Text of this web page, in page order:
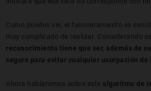
Como puedes ver, el funcionamiento es
muy complicado de realizar. Considerando
reconocimiento tiene que ser, además de
seguro para evitar cualquier usurpación de
Ahora hablaremos sobre este algoritmo de